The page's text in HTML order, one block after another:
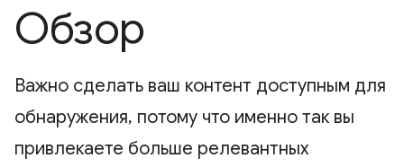
Обзор
Важно сделать ваш контент доступным для
обнаружения, потому что именно так вы
привлекаете больше релевантных